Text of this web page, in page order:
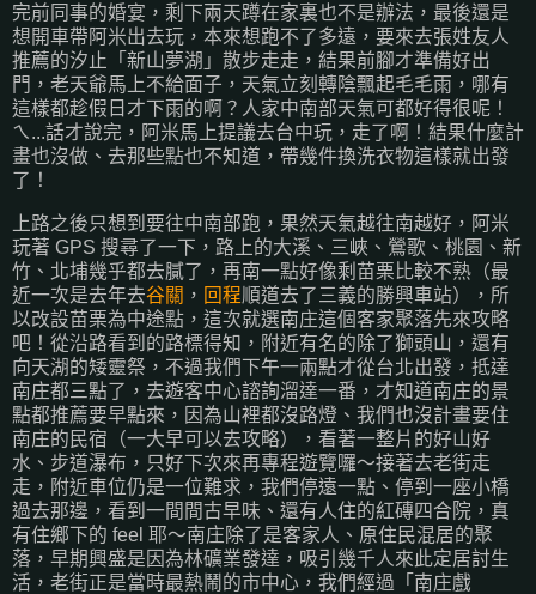
完前同事的婚宴，剩下兩天蹲在家裏也不是辦法，最後還是
想開車帶阿米出去玩，本來想跑不了多遠，要來去張姓友人
推薦的汐止「新山夢湖」散步走走，結果前腳才準備好出
門，老天爺馬上不給面子，天氣立刻轉陰飄起毛毛雨，哪有
這樣都趁假日才下雨的啊？人家中南部天氣可都好得很呢！
ㄟ...話才說完，阿米馬上提議去台中玩，走了啊！結果什麼計
畫也沒做、去那些點也不知道，帶幾件換洗衣物這樣就出發
了！
上路之後只想到要往中南部跑，果然天氣越往南越好，阿米
玩著 GPS 搜尋了一下，路上的大溪、三峽、鶯歌、桃園、新
竹、北埔幾乎都去膩了，再南一點好像剩苗栗比較不熟（最
近一次是去年去谷關 ， 回程順道去了三義的勝興車站），所
以改設苗栗為中途點，這次就選南庄這個客家聚落先來攻略
吧！從沿路看到的路標得知，附近有名的除了獅頭山，還有
向天湖的矮靈祭，不過我們下午一兩點才從台北出發，抵達
南庄都三點了，去遊客中心諮詢溜達一番，才知道南庄的景
點都推薦要早點來，因為山裡都沒路燈、我們也沒計畫要住
南庄的民宿（一大早可以去攻略），看著一整片的好山好
水、步道瀑布，只好下次來再專程遊覽囉～接著去老街走
走，附近車位仍是一位難求，我們停遠一點、停到一座小橋
過去那邊，看到一間間古早味、還有人住的紅磚四合院，真
有住鄉下的 feel 耶～南庄除了是客家人、原住民混居的聚
落，早期興盛是因為林礦業發達，吸引幾千人來此定居討生
活，老街正是當時最熱鬧的市中心，我們經過「南庄戲